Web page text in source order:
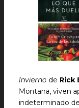
Invierno de Rick
Montana, viven
indeterminado